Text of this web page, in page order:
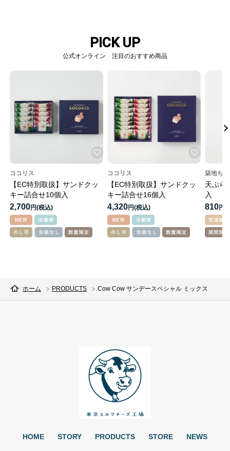
PICK UP
公式オンライン 注目のおすすめ商品
ココリス
【EC特別取扱】サンドクッ
キー詰合せ10個入
2,700円
ココリス
【EC特別取扱】サンドクッ
キー詰合せ16個入
4,320円
築地ち
天ぷら
入
810円
ホーム PRODUCTS Cow Cow サンデースペシャル ミックス
HOME STORY PRODUCTS STORE NEWS